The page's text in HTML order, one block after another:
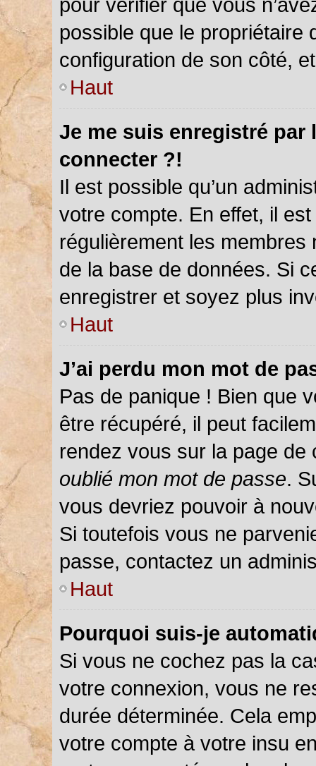
possible que le propriétaire
configuration de son côté,
Haut
Je me suis enregistré par
connecter ?!
Il est possible qu’un
votre compte. En effet, il
régulièrement les
de la base de données. Si
enregistrer et soyez plus
Haut
J’ai perdu mon mot de
Pas de panique ! Bien que
être récupéré, il peut
rendez vous sur la page
oublié mon mot de passe.
vous devriez pouvoir à
Si toutefois vous ne
passe, contactez un
Haut
Pourquoi suis-je
Si vous ne cochez pas la
votre connexion, vous ne
durée déterminée. Cela
votre compte à votre insu